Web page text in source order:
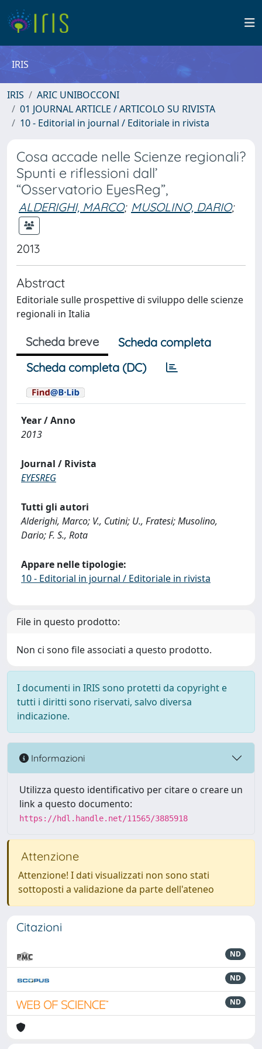
IRIS
IRIS
ARIC UNIBOCCONI
01 JOURNAL ARTICLE / ARTICOLO SU RIVISTA
10 - Editorial in journal / Editoriale in rivista
Cosa accade nelle Scienze regionali?
Spunti e riflessioni dall’
“Osservatorio EyesReg”,
ALDERIGHI, MARCO; MUSOLINO, DARIO;
2013
Abstract
Editoriale sulle prospettive di sviluppo delle scienze
regionali in Italia
Scheda breve
Scheda completa
Scheda completa (DC)
Year / Anno
2013
Journal / Rivista
EYESREG
Tutti gli autori
Alderighi, Marco; V., Cutini; U., Fratesi; Musolino,
Dario; F. S., Rota
Appare nelle tipologie:
10 - Editorial in journal / Editoriale in rivista
File in questo prodotto:
Non ci sono file associati a questo prodotto.
I documenti in IRIS sono protetti da copyright e
tutti i diritti sono riservati, salvo diversa
indicazione.
Informazioni
Utilizza questo identificativo per citare o creare un
link a questo documento:
https://hdl.handle.net/11565/3885918
Attenzione
Attenzione! I dati visualizzati non sono stati
sottoposti a validazione da parte dell'ateneo
Citazioni
ND
ND
ND